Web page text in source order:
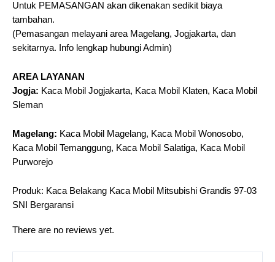
Untuk PEMASANGAN akan dikenakan sedikit biaya
tambahan.
(Pemasangan melayani area Magelang, Jogjakarta, dan
sekitarnya. Info lengkap hubungi Admin)
AREA LAYANAN
Jogja: Kaca Mobil Jogjakarta, Kaca Mobil Klaten, Kaca Mobil
Sleman
Magelang: Kaca Mobil Magelang, Kaca Mobil Wonosobo,
Kaca Mobil Temanggung, Kaca Mobil Salatiga, Kaca Mobil
Purworejo
Produk: Kaca Belakang Kaca Mobil Mitsubishi Grandis 97-03
SNI Bergaransi
There are no reviews yet.